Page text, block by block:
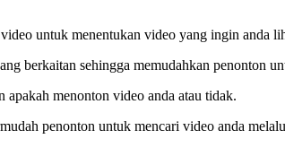
untuk menentukan video yang ingin anda
berkaitan sehingga memudahkan penonton
menonton video anda atau tidak.
penonton untuk mencari video anda